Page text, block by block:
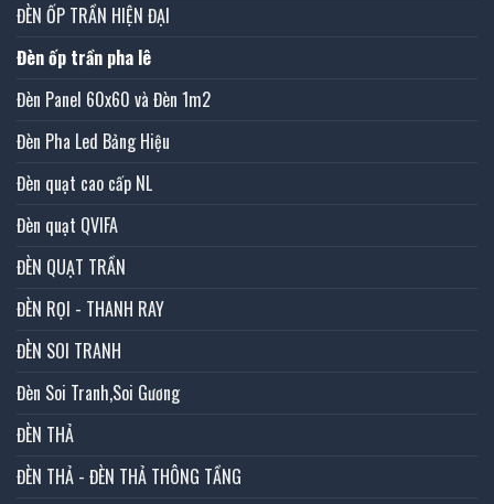
ĐÈN ỐP TRẦN HIỆN ĐẠI
Đèn ốp trần pha lê
Đèn Panel 60x60 và Đèn 1m2
Đèn Pha Led Bảng Hiệu
Đèn quạt cao cấp NL
Đèn quạt QVIFA
ĐÈN QUẠT TRẦN
ĐÈN RỌI - THANH RAY
ĐÈN SOI TRANH
Đèn Soi Tranh,Soi Gương
ĐÈN THẢ
ĐÈN THẢ - ĐÈN THẢ THÔNG TẦNG